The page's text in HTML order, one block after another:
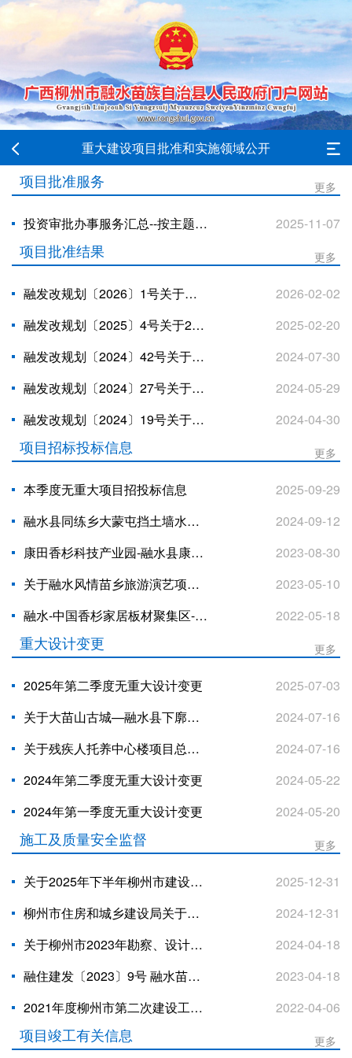
重大建设项目批准和实施领域公开
项目批准服务 更多
投资审批办事服务汇总--按主题分类 2025-11-07
项目批准结果 更多
融发改规划〔2026〕1号关于融水苗族自治县融水镇城乡供水工程—取水工程（农村饮水安全工程） 项目立项的批复
2026-02-02
融发改规划〔2025〕4号关于2025年融水苗族自治县高标准农田建设项目立项的批复
2025-02-20
融发改规划〔2024〕42号关于融水苗族自治县融水镇公共供水管网漏损治理工程可行性研究报告的批复
2024-07-30
融发改规划〔2024〕27号关于融水苗族自治县融水镇公共供水管网漏损治理工程项目建议书的批复
2024-05-29
融发改规划〔2024〕19号关于融水苗族自治县城乡排水项目—污水处理工程立项的批复
2024-04-30
项目招标投标信息 更多
本季度无重大项目招投标信息
2025-09-29
融水县同练乡大蒙屯挡土墙水毁工程竞争性磋商公告
2024-09-12
康田香杉科技产业园-融水县康田工业园区路网工程-天狮岭路A段工程招标控制价公告
2023-08-30
关于融水风情苗乡旅游演艺项目《大苗山传奇》演出管理服务的公开招标公告
2023-05-10
融水-中国香杉家居板材聚集区-融水县和睦产业园项目(一期)27-29#标准厂房及室外工程控制价公告
2022-05-18
重大设计变更 更多
2025年第二季度无重大设计变更
2025-07-03
关于大苗山古城—融水县下廓村乡村振兴项目总平面规划设计方案调整规划通告
2024-07-16
关于残疾人托养中心楼项目总平面规划设计方案调整规划通告
2024-07-16
2024年第二季度无重大设计变更
2024-05-22
2024年第一季度无重大设计变更
2024-05-20
施工及质量安全监督 更多
关于2025年下半年柳州市建设工程消防查验技术服务机构动态监管评价的通报
2025-12-31
柳州市住房和城乡建设局关于柳州市2024年勘察、设计、施工图审查工作质量检查的通报
2024-12-31
关于柳州市2023年勘察、设计、施工图 审查工作质量检查情况的通报
2024-04-18
融住建发〔2023〕9号 融水苗族自治县住房和城乡建设局关于建设工程禁止现场搅拌混凝土的通知
2023-04-18
2021年度柳州市第二次建设工程质量检测机构专项检查暨下半年信用评价情况的通报
2022-04-06
项目竣工有关信息 更多